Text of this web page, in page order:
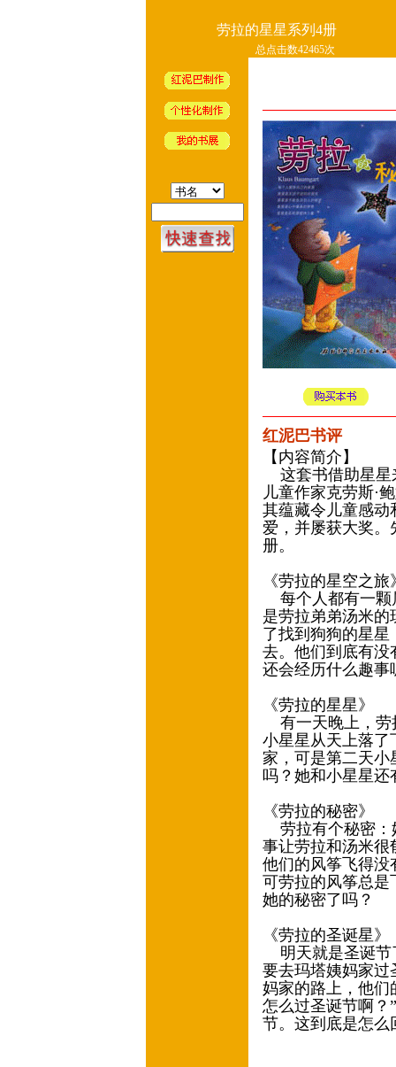
劳拉的星星系列4册
总点击数42465次
红泥巴书评
【内容简介】
这套书借助星星
儿童作家克劳斯·
其蕴藏令儿童感动
爱，并屡获大奖。
册。
《劳拉的星空之
每个人都有一颗
是劳拉弟弟汤米
了找到狗狗的星
去。他们到底有没
还会经历什么趣
《劳拉的星星》
有一天晚上，劳
小星星从天上落了
家，可是第二天
吗？她和小星星
《劳拉的秘密》
劳拉有个秘密：
事让劳拉和汤米很
他们的风筝飞得没
可劳拉的风筝总是
她的秘密了吗？
《劳拉的圣诞星》
明天就是圣诞节
要去玛塔姨妈家过
妈家的路上，他们
怎么过圣诞节啊？
节。这到底是怎